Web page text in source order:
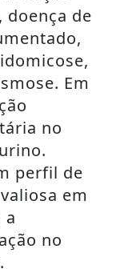
doença de
Em
no
perfil de
em
a
no